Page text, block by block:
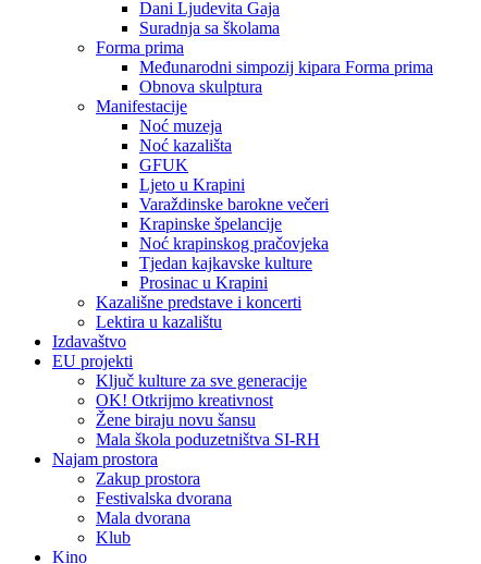
Dani Ljudevita Gaja
Suradnja sa školama
Forma prima
Međunarodni simpozij kipara Forma prima
Obnova skulptura
Manifestacije
Noć muzeja
Noć kazališta
GFUK
Ljeto u Krapini
Varaždinske barokne večeri
Krapinske špelancije
Noć krapinskog pračovjeka
Tjedan kajkavske kulture
Prosinac u Krapini
Kazališne predstave i koncerti
Lektira u kazalištu
Izdavaštvo
EU projekti
Ključ kulture za sve generacije
OK! Otkrijmo kreativnost
Žene biraju novu šansu
Mala škola poduzetništva SI-RH
Najam prostora
Zakup prostora
Festivalska dvorana
Mala dvorana
Klub
Kino